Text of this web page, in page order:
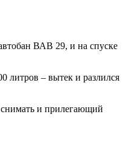
ВАВ 29, и на спуске
литров – вытек и разлился
и прилегающий